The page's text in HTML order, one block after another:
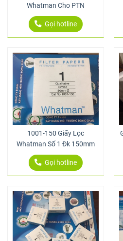
Whatman Cho PTN
Gọi hotline
1001-150 Giấy Lọc
Whatman Số 1 Đk 150mm
Gọi hotline